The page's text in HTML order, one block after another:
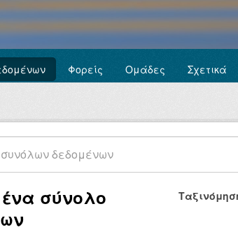
Φορείς Ομάδες Σχετικά
ένα σύνολο